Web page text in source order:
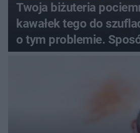
Twoja biżuteria
kawałek tego do
o tym problemie.
pociemniałą biżuterię